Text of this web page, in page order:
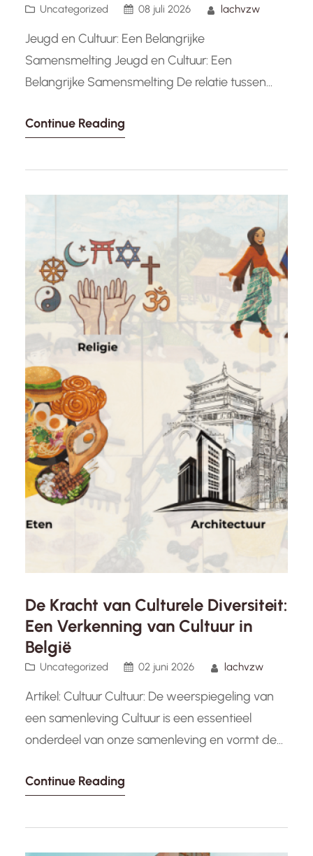
Uncategorized 08 juli 2026 lachvzw
Jeugd en Cultuur: Een Belangrijke
Samensmelting Jeugd en Cultuur: Een
Belangrijke Samensmelting De relatie tussen
aspect van onze samenleving. Jongeren
essentiële rol in hun ontwikkeling en
culturele activiteiten krijgen jongeren de kans
om zichzelf…
Continue Reading
De Kracht van Culturele Diversiteit:
Een Verkenning van Cultuur in
België
Uncategorized 02 juni 2026 lachvzw
Artikel: Cultuur Cultuur: De weerspiegeling van
een samenleving Cultuur is een essentieel
onderdeel van onze samenleving en vormt de
Het omvat de manier waarop mensen denken,
zich in verschillende vormen zoals kunst,
Continue Reading